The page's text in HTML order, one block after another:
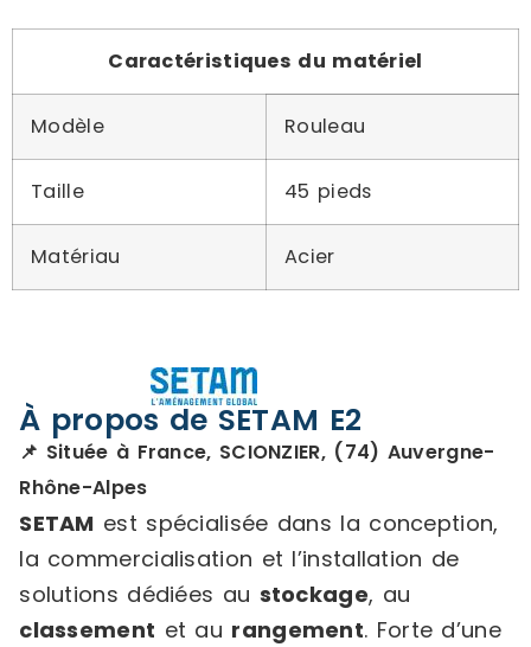
Caractéristiques du matériel
Modèle Rouleau
Taille 45 pieds
Matériau Acier
À propos de SETAM E2
📌 Située à France, SCIONZIER, (74) Auvergne-
Rhône-Alpes
SETAM est spécialisée dans la conception,
la commercialisation et l’installation de
solutions dédiées au stockage, au
classement et au rangement. Forte d’une